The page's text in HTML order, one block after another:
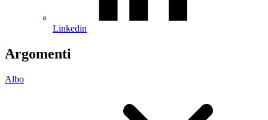
Linkedin
Argomenti
Albo